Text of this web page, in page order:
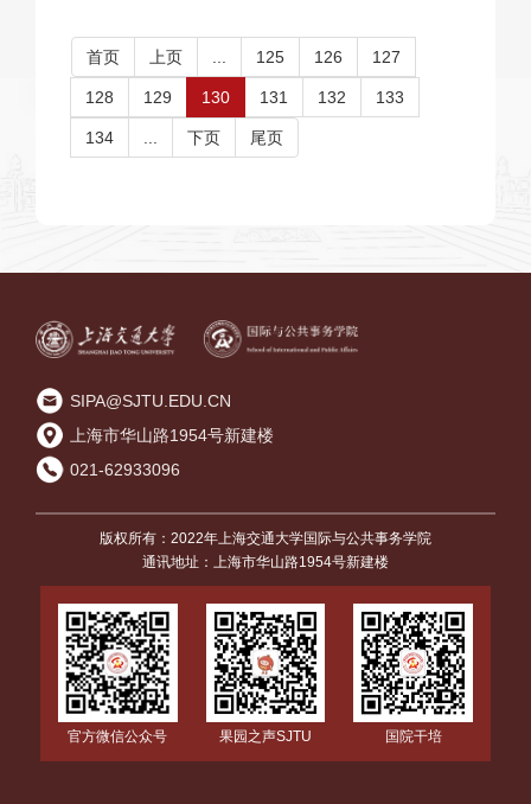
首页 上页 125 126 127
128 129 130 131 132 133
134 下页 尾页
SIPA@SJTU.EDU.CN
上海市华山路1954号新建楼
021-62933096
版权所有：2022年上海交通大学国际与公共事务学院
通讯地址：上海市华山路1954号新建楼
官方微信公众号 果园之声SJTU 国院干培